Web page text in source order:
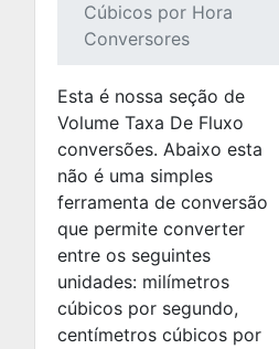
Cúbicos por Hora
Conversores
Esta é nossa seção de
Volume Taxa De Fluxo
conversões. Abaixo esta
não é uma simples
ferramenta de conversão
que permite converter
entre os seguintes
unidades: milímetros
cúbicos por segundo,
centímetros cúbicos por